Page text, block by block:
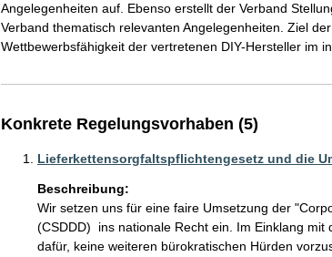
Angelegenheiten auf. Ebenso erstellt der Verband
Verband thematisch relevanten Angelegenheiten. Ziel
Wettbewerbsfähigkeit der vertretenen DIY-Hersteller im
Konkrete Regelungsvorhaben (5)
Lieferkettensorgfaltspflichtengesetz und die
Beschreibung:
Wir setzen uns für eine faire Umsetzung der
(CSDDD)  ins nationale Recht ein. Im Einklang
dafür, keine weiteren bürokratischen Hürden